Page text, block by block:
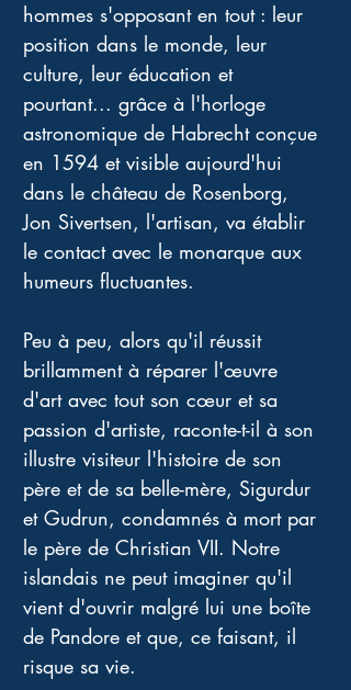
hommes s'opposant en tout : leur
position dans le monde, leur
culture, leur éducation et
pourtant... grâce à l'horloge
astronomique de Habrecht conçue
en 1594 et visible aujourd'hui
dans le château de Rosenborg,
Jon Sivertsen, l'artisan, va établir
le contact avec le monarque aux
humeurs fluctuantes.
Peu à peu, alors qu'il réussit
brillamment à réparer l'œuvre
d'art avec tout son cœur et sa
passion d'artiste, raconte-t-il à son
illustre visiteur l'histoire de son
père et de sa belle-mère, Sigurdur
et Gudrun, condamnés à mort par
le père de Christian VII. Notre
islandais ne peut imaginer qu'il
vient d'ouvrir malgré lui une boîte
de Pandore et que, ce faisant, il
risque sa vie.